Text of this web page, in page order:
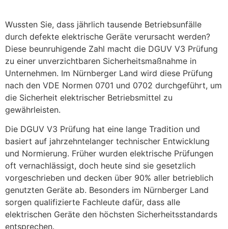
Wussten Sie, dass jährlich tausende Betriebsunfälle
durch defekte elektrische Geräte verursacht werden?
Diese beunruhigende Zahl macht die DGUV V3 Prüfung
zu einer unverzichtbaren Sicherheitsmaßnahme in
Unternehmen. Im Nürnberger Land wird diese Prüfung
nach den VDE Normen 0701 und 0702 durchgeführt, um
die Sicherheit elektrischer Betriebsmittel zu
gewährleisten.
Die DGUV V3 Prüfung hat eine lange Tradition und
basiert auf jahrzehntelanger technischer Entwicklung
und Normierung. Früher wurden elektrische Prüfungen
oft vernachlässigt, doch heute sind sie gesetzlich
vorgeschrieben und decken über 90% aller betrieblich
genutzten Geräte ab. Besonders im Nürnberger Land
sorgen qualifizierte Fachleute dafür, dass alle
elektrischen Geräte den höchsten Sicherheitsstandards
entsprechen.